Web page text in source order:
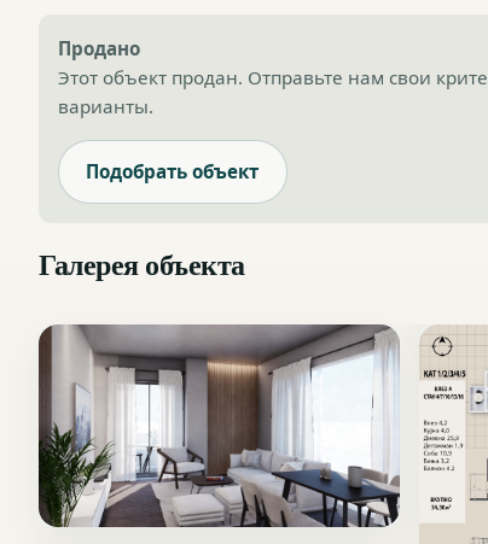
Продано
Этот объект продан. Отправьте нам свои
варианты.
Подобрать объект
Галерея объекта